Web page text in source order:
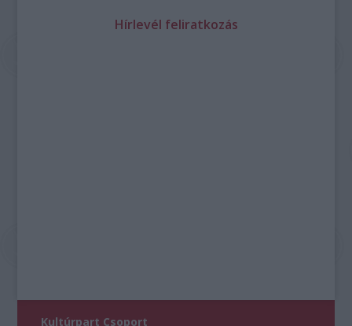
Hírlevél feliratkozás
Kultúrpart Csoport